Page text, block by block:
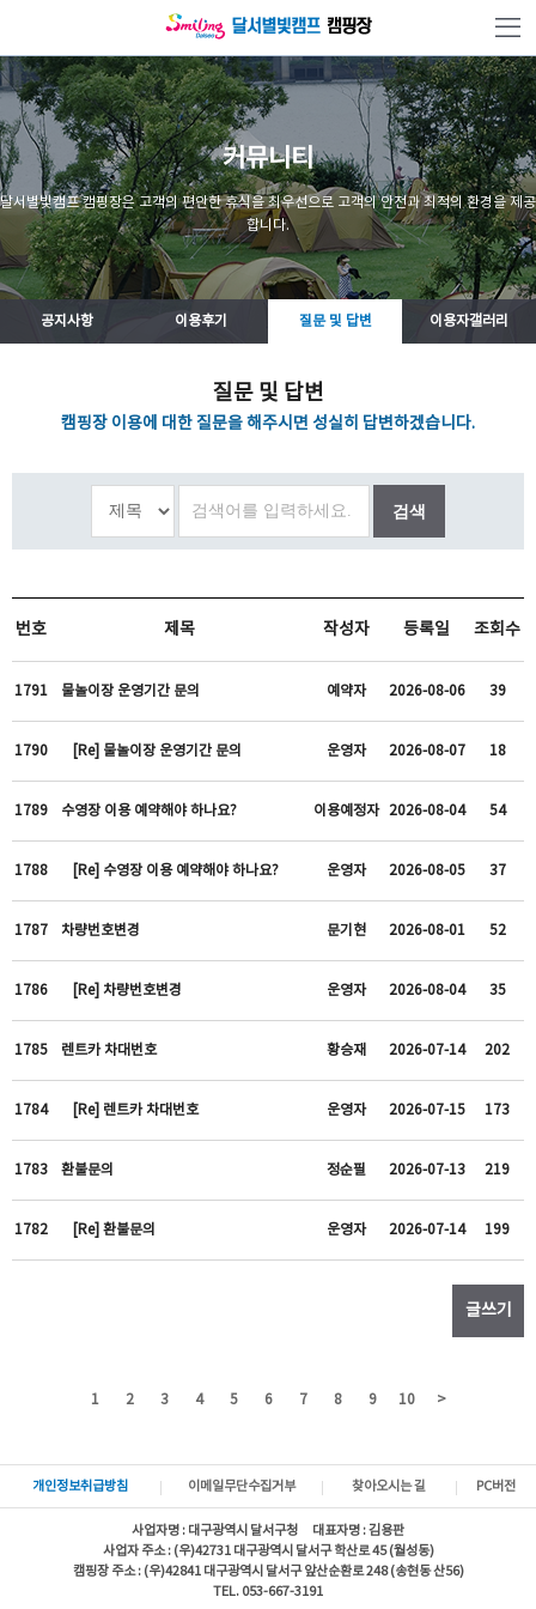
커뮤니티
달서별빛캠프 캠핑장은 고객의 편안한 휴식을 최우선으로 고객의 안전과 최적의 환경을 제공
합니다.
공지사항 이용후기 질문 및 답변 이용자갤러리
질문 및 답변
캠핑장 이용에 대한 질문을 해주시면 성실히 답변하겠습니다.
검색
번호 제목 작성자 등록일 조회수
1791 물놀이장 운영기간 문의 예약자 2026-08-06 39
1790 [Re] 물놀이장 운영기간 문의 운영자 2026-08-07 18
1789 수영장 이용 예약해야 하나요? 이용예정자 2026-08-04 54
1788 [Re] 수영장 이용 예약해야 하나요? 운영자 2026-08-05 37
1787 차량번호변경 문기현 2026-08-01 52
1786 [Re] 차량번호변경 운영자 2026-08-04 35
1785 렌트카 차대번호 황승재 2026-07-14 202
1784 [Re] 렌트카 차대번호 운영자 2026-07-15 173
1783 환불문의 정순필 2026-07-13 219
1782 [Re] 환불문의 운영자 2026-07-14 199
글쓰기
1 2 3 4 5 6 7 8 9 10 >
개인정보취급방침 이메일무단수집거부 찾아오시는 길 PC버전
사업자명 : 대구광역시 달서구청 대표자명 : 김용판
사업자 주소 : (우)42731 대구광역시 달서구 학산로 45 (월성동)
캠핑장 주소 : (우)42841 대구광역시 달서구 앞산순환로 248 (송현동 산56)
TEL. 053-667-3191